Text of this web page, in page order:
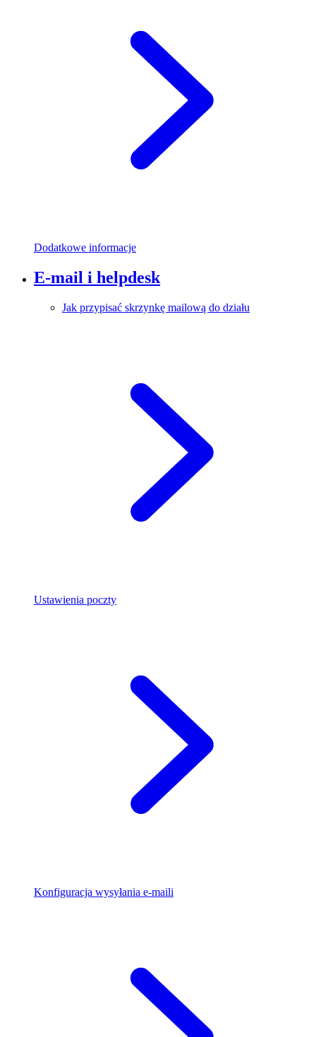
Dodatkowe informacje
E-mail i helpdesk
Jak przypisać skrzynkę mailową do działu
Ustawienia poczty
Konfiguracja wysyłania e-maili